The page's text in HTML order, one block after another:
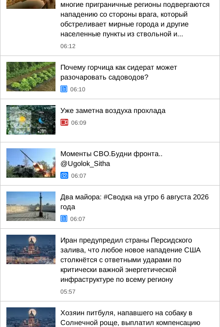
многие приграничные регионы подвергаются
нападению со стороны врага, который
обстреливает мирные города и другие
населенные пункты из ствольной и...
06:12
Почему горчица как сидерат может
разочаровать садоводов?
06:10
Уже заметна воздуха прохлада
06:09
Моменты СВО.Будни фронта..
@Ugolok_Sitha
06:07
Два майора: #Сводка на утро 6 августа 2026
года
06:07
Иран предупредил страны Персидского
залива, что любое новое нападение США
столкнётся с ответными ударами по
критически важной энергетической
инфраструктуре по всему региону
05:57
Хозяин питбуля, напавшего на собаку в
Солнечной роще, выплатил компенсацию